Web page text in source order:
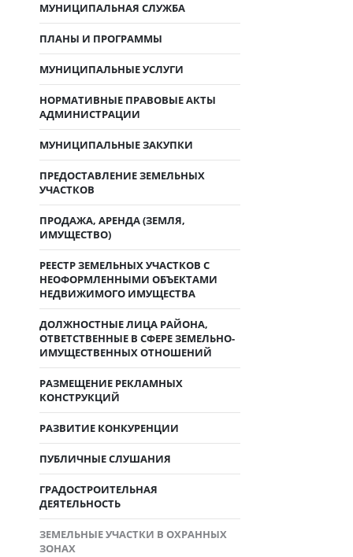
МУНИЦИПАЛЬНАЯ СЛУЖБА
ПЛАНЫ И ПРОГРАММЫ
МУНИЦИПАЛЬНЫЕ УСЛУГИ
НОРМАТИВНЫЕ ПРАВОВЫЕ АКТЫ
АДМИНИСТРАЦИИ
МУНИЦИПАЛЬНЫЕ ЗАКУПКИ
ПРЕДОСТАВЛЕНИЕ ЗЕМЕЛЬНЫХ
УЧАСТКОВ
ПРОДАЖА, АРЕНДА (ЗЕМЛЯ,
ИМУЩЕСТВО)
РЕЕСТР ЗЕМЕЛЬНЫХ УЧАСТКОВ С
НЕОФОРМЛЕННЫМИ ОБЪЕКТАМИ
НЕДВИЖИМОГО ИМУЩЕСТВА
ДОЛЖНОСТНЫЕ ЛИЦА РАЙОНА,
ОТВЕТСТВЕННЫЕ В СФЕРЕ ЗЕМЕЛЬНО-
ИМУЩЕСТВЕННЫХ ОТНОШЕНИЙ
РАЗМЕЩЕНИЕ РЕКЛАМНЫХ
КОНСТРУКЦИЙ
РАЗВИТИЕ КОНКУРЕНЦИИ
ПУБЛИЧНЫЕ СЛУШАНИЯ
ГРАДОСТРОИТЕЛЬНАЯ
ДЕЯТЕЛЬНОСТЬ
ЗЕМЕЛЬНЫЕ УЧАСТКИ В ОХРАННЫХ
ЗОНАХ